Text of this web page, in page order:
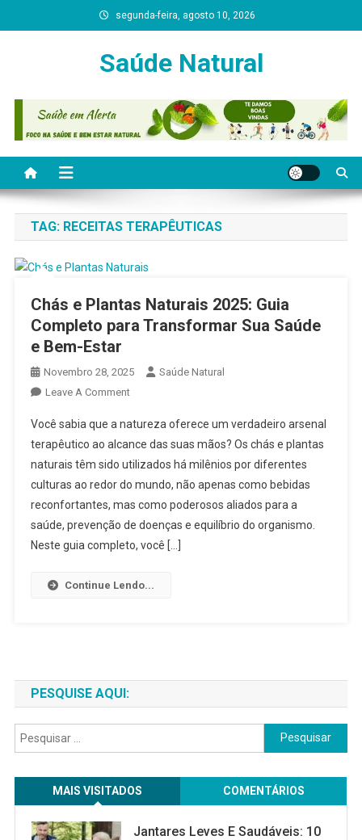
to
segunda-feira, agosto 10, 2026
Saúde Natural
TAG: RECEITAS TERAPÊUTICAS
Chás e Plantas Naturais 2025: Guia
Completo para Transformar Sua Saúde
e Bem-Estar
Novembro 28, 2025
Saúde Natural
Leave A CommentOn
E
Plantas
Naturais
2025:
Guia
Completo
Você sabia que a natureza oferece um verdadeiro arsenal
terapêutico ao alcance das suas mãos? Os chás e plantas
naturais têm sido utilizados há milênios por diferentes
culturas ao redor do mundo, não apenas como bebidas
reconfortantes, mas como poderosos aliados para a
saúde, prevenção de doenças e equilíbrio do organismo.
Neste guia completo, você […]
Continue Lendo...
PESQUISE AQUI:
Pesquisar
por:
MAIS VISITADOS COMENTÁRIOS
Jantares Leves E Saudáveis: 10